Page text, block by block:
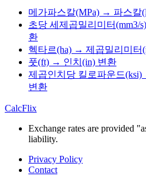
메가파스칼(MPa) → 파스칼
초당 세제곱밀리미터(mm3/
환
헥타르(ha) → 제곱밀리미터
풋(ft) → 인치(in) 변환
제곱인치당 킬로파운드
변환
CalcFlix
Exchange rates are provided
liability.
Privacy Policy
Contact